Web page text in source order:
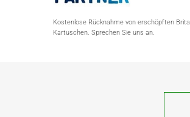
Kostenlose Rücknahme von erschöpften Brita
Kartuschen. Sprechen Sie uns an.